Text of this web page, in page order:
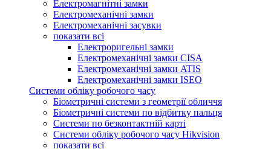
Електромагнітні замки
Електромеханічні замки
Електромеханічні засувки
показати всі
Електроригельні замки
Електромеханічні замки CISA
Електромеханічні замки ATIS
Електромеханічні замки ISEO
Системи обліку робочого часу
Біометричні системи з геометрії обличчя
Біометричні системи по відбитку пальця
Системи по безконтактній карті
Системи обліку робочого часу Hikvision
показати всі